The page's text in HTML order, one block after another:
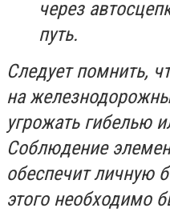
через
путь.
Следует помнить,
на
угрожать гибелью
Соблюдение
обеспечит личную
этого необходимо